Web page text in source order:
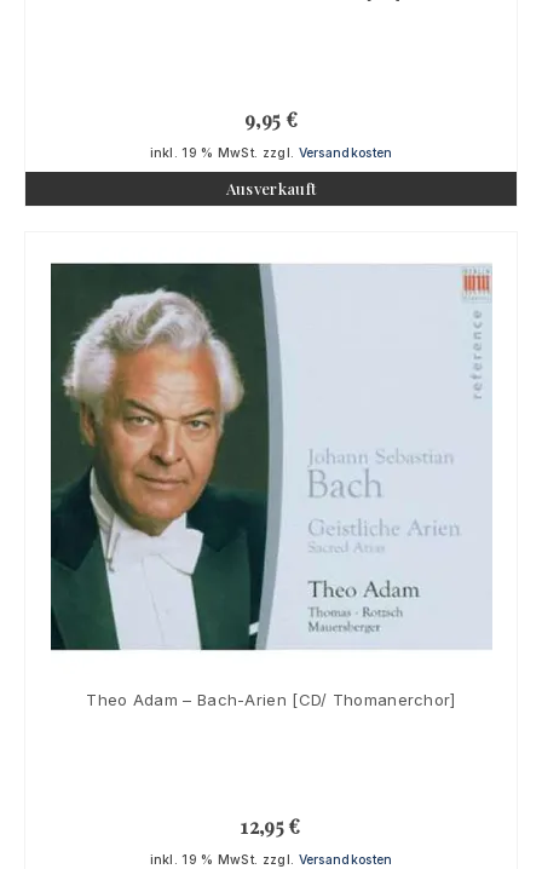
9,95 €
inkl. 19 % MwSt. zzgl. Versandkosten
Ausverkauft
Theo Adam – Bach-Arien [CD/ Thomanerchor]
12,95€
inkl. 19 % MwSt. zzgl. Versandkosten